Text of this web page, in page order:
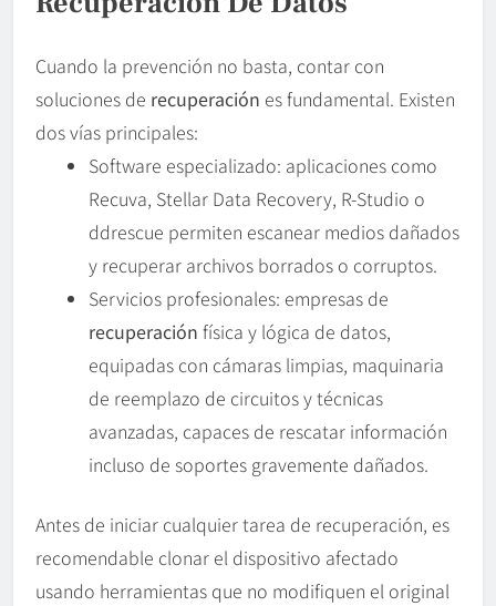
Cuando la prevención no basta, contar con
soluciones de recuperación es fundamental. Existen
dos vías principales:
Software especializado: aplicaciones como
Recuva, Stellar Data Recovery, R-Studio o
ddrescue permiten escanear medios dañados
y recuperar archivos borrados o corruptos.
Servicios profesionales: empresas de
recuperación física y lógica de datos,
equipadas con cámaras limpias, maquinaria
de reemplazo de circuitos y técnicas
avanzadas, capaces de rescatar información
incluso de soportes gravemente dañados.
Antes de iniciar cualquier tarea de recuperación, es
recomendable clonar el dispositivo afectado
usando herramientas que no modifiquen el original